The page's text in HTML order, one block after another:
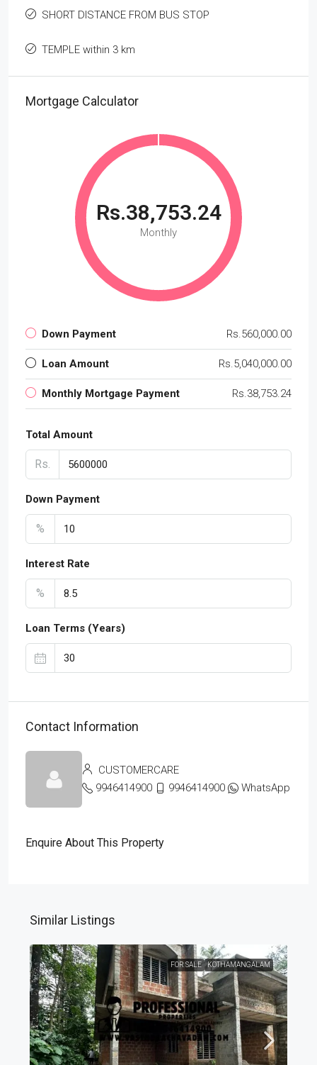
SHORT DISTANCE FROM BUS STOP
TEMPLE within 3 km
Mortgage Calculator
Rs.38,753.24
Monthly
Down Payment Rs.560,000.00
Loan Amount Rs.5,040,000.00
Monthly Mortgage Payment Rs.38,753.24
Total Amount
Rs.
Down Payment
%
Interest Rate
%
Loan Terms (Years)
Contact Information
CUSTOMERCARE
9946414900
9946414900 WhatsApp
Enquire About This Property
Similar Listings
FOR SALE KOTHAMANGALAM